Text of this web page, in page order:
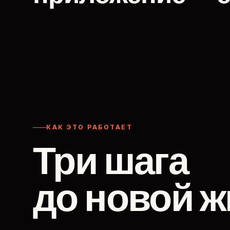
КАК ЭТО РАБОТАЕТ
Три шага
до новой